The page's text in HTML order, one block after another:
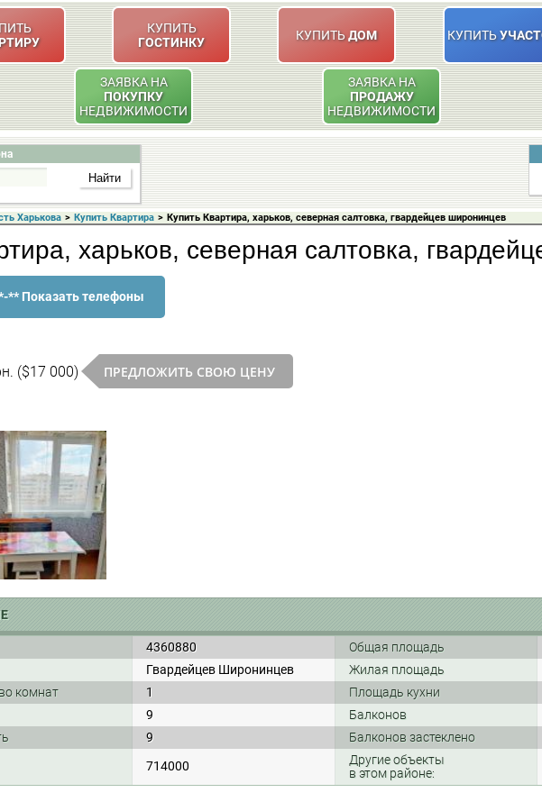
КУПИТЬ
ГОСТИНКУ
КУПИТЬДОМ КУПИТЬ
ЗАЯВКА НА
ПОКУПКУ
НЕДВИЖИМОСТИ
ЗАЯВКА НА
ПРОДАЖУ
НЕДВИЖИМОСТИ
Харькова > Купить Квартира > Купить Квартира, харьков, северная салтовка, гвардейцев широнинцев
харьков, северная салтовка,
** Показать телефоны
($17 000) ПРЕДЛОЖИТЬ СВОЮ ЦЕНУ
4360880 Общая площадь
Гвардейцев Широнинцев Жилая площадь
комнат
1 Площадь кухни
9 Балконов
9 Балконов застеклено
714000
Другие объекты
в этом районе: